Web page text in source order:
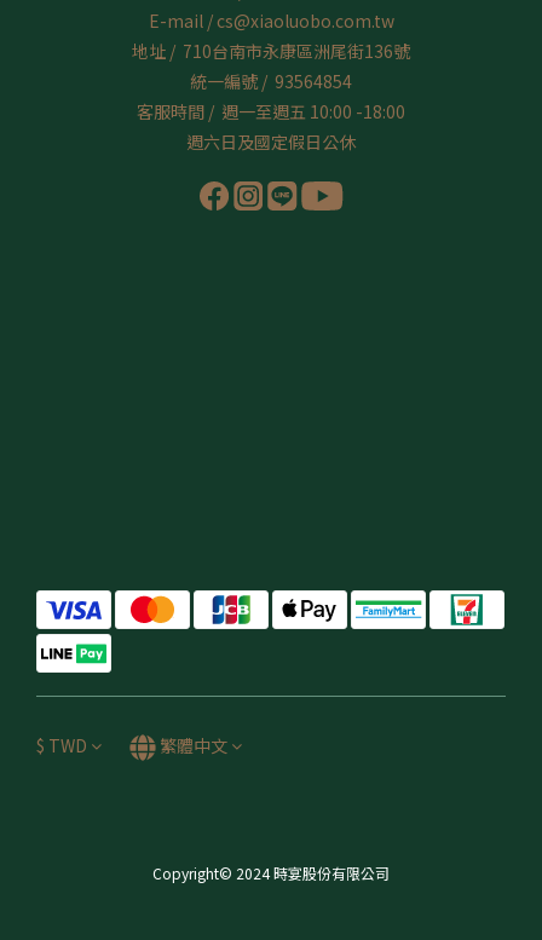
E-mail / cs@xiaoluobo.com.tw
地址 / 710台南市永康區洲尾街136號
統一編號 / 93564854
客服時間 / 週一至週五 10:00 -18:00
週六日及國定假日公休
$ TWD 繁體中文
Copyright© 2024 時宴股份有限公司